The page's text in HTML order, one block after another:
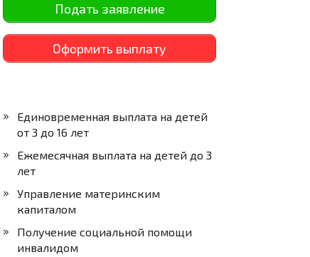
Подать заявление
Оформить выплату
Единовременная выплата на детей
от 3 до 16 лет
Ежемесячная выплата на детей до 3
лет
Управление материнским
капиталом
Получение социальной помощи
инвалидом